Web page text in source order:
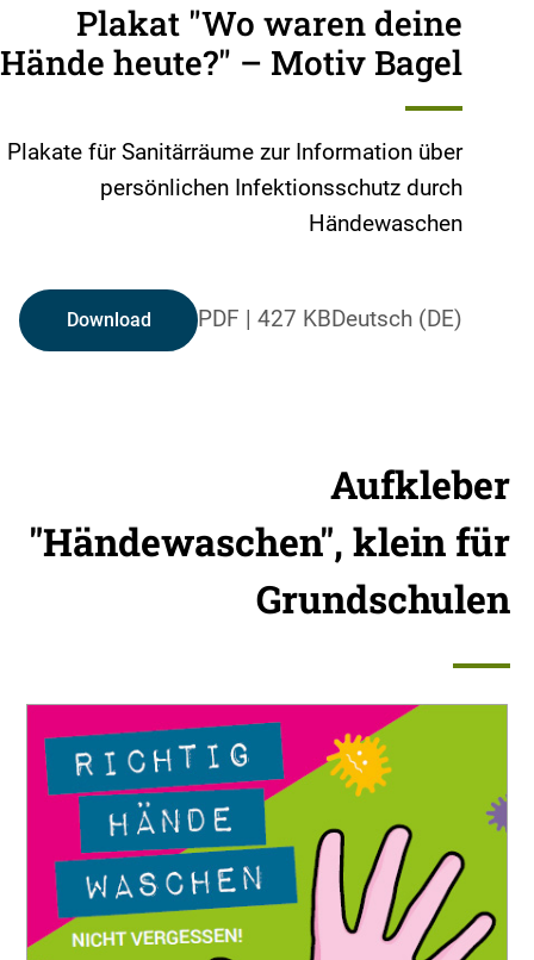
Plakat "Wo waren deine
Hände heute?" – Motiv Bagel
Plakate für Sanitärräume zur Information über
persönlichen Infektionsschutz durch
Händewaschen
Deutsch (DE)
PDF | 427 KB
Download
Aufkleber
"Händewaschen", klein für
Grundschulen